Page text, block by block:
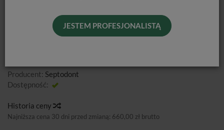
JESTEM PROFESJONALISTĄ
Producent: Septodont
Dostępność:
Historia ceny
Najniższa cena 30 dni przed zmianą: 660,00 zł brutto